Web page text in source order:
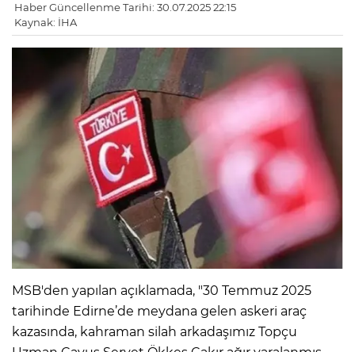
Haber Güncellenme Tarihi: 30.07.2025 22:15
Kaynak: İHA
MSB'den yapılan açıklamada, "30 Temmuz 2025
tarihinde Edirne’de meydana gelen askeri araç
kazasında, kahraman silah arkadaşımız Topçu